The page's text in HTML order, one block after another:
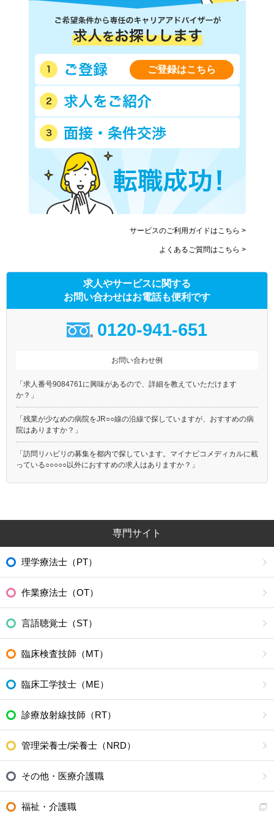
ご登録はこちら
サービスのご利用ガイドはこちら >
よくあるご質問はこちら >
求人やサービスに関する
お問い合わせはお電話も便利です
0120-941-651
お問い合わせ例
「求人番号9084761に興味があるので、詳細を教えていただけます
か？」
「残業が少なめの病院をJR○○線の沿線で探していますが、おすすめの病
院はありますか？」
「訪問リハビリの募集を都内で探しています。マイナビコメディカルに載
っている○○○○○以外におすすめの求人はありますか？」
専門サイト
理学療法士（PT）
作業療法士（OT）
言語聴覚士（ST）
臨床検査技師（MT）
臨床工学技士（ME）
診療放射線技師（RT）
管理栄養士/栄養士（NRD）
その他・医療介護職
福祉・介護職